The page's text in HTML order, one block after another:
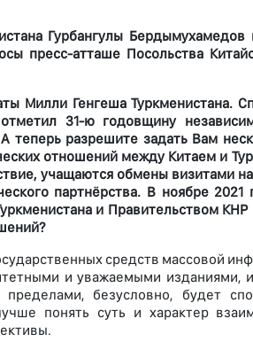
Гурбангулы Бердымухамедов
пресс-атташе Посольства
Милли Генгеша Туркменистана.
31-ю годовщину
теперь разрешите задать Вам
отношений между Китаем и
учащаются обмены визитами
партнёрства. В ноябре
и Правительством
средств массовой
и уважаемыми
безусловно, будет
понять суть и характер